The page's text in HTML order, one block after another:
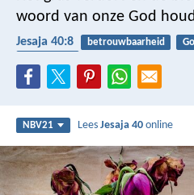
woord van onze God
Jesaja 40:8 betrouwbaarheid
NBV21 LeesJesaja 40 online